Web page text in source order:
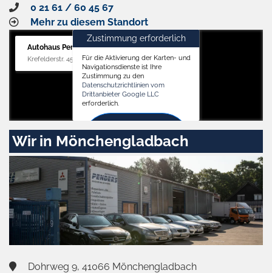
0 21 61 / 60 45 67
Mehr zu diesem Standort
Autohaus Penders (Verkauf)
Krefelderstr. 455, 41066 Mönchengladbach
Zustimmung erforderlich
Für die Aktivierung der Karten- und
Navigationsdienste ist Ihre
Zustimmung zu den
Datenschutzrichtlinien vom
Drittanbieter Google LLC
erforderlich.
Zustimmen
und
aktivieren
Wir in Mönchengladbach
Dohrweg 9, 41066 Mönchengladbach